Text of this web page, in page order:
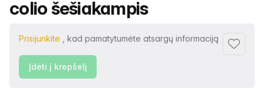
colio šešiakampis
Prisijunkite , kad pamatytumėte atsargų informaciją
Pridėti
Įdėti į krepšelį